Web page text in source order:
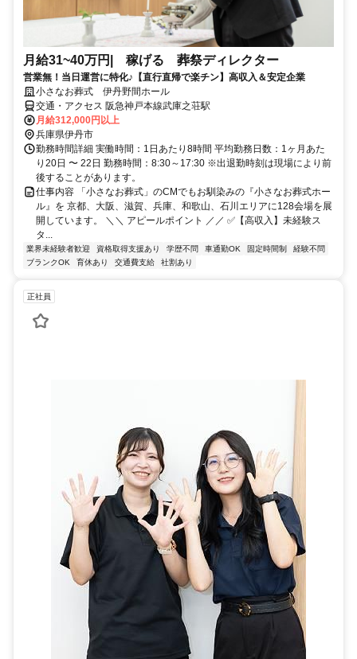
月給31~40万円| 稼げる 葬祭ディレクター
営業無！当日運営に特化♪【直行直帰で楽チン】高収入＆安定企業
小さなお葬式 伊丹野間ホール
交通・アクセス 阪急神戸本線武庫之荘駅
月給312,000円以上
兵庫県伊丹市
勤務時間詳細 実働時間：1日あたり8時間 平均勤務日数：1ヶ月あた
り20日 〜 22日 勤務時間：8:30～17:30 ※出退勤時刻は現場により前
後することがあります。
仕事内容 「小さなお葬式」のCMでもお馴染みの『小さなお葬式ホー
ル』を 京都、大阪、滋賀、兵庫、和歌山、石川エリアに128会場を展
開しています。 ＼＼ アピールポイント ／／ ✅【高収入】未経験ス
タ...
業界未経験者歓迎 資格取得支援あり 学歴不問 車通勤OK 固定時間制
経験不問
ブランクOK
育休あり 交通費支給 社割あり
正社員